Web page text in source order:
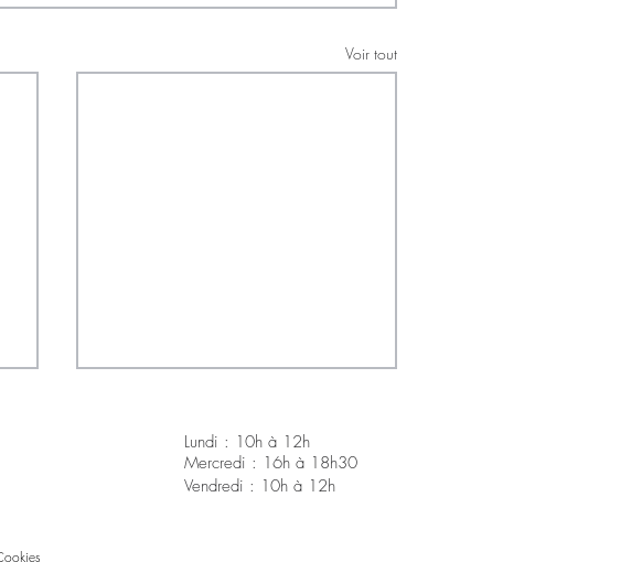
Voir tout
Lundi : 10h à 12h
Mercredi : 16h à 18h30
Vendredi : 10h à 12h